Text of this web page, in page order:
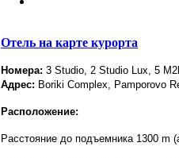
Отель на карте курорта
Номера: 3 Studio, 2 Studio Lux, 5
Адрес: Boriki Complex, Pamporovo
Расположение:
Расстояние до подъемника 1300 m